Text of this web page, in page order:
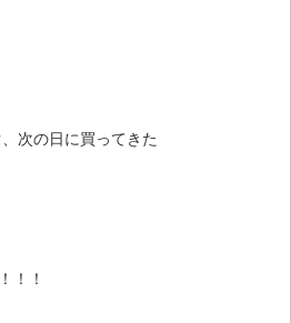
次の日に買ってきた
！！